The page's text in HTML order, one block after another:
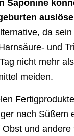
Saponine
da
und
nicht mehr
meiden.
nach
und